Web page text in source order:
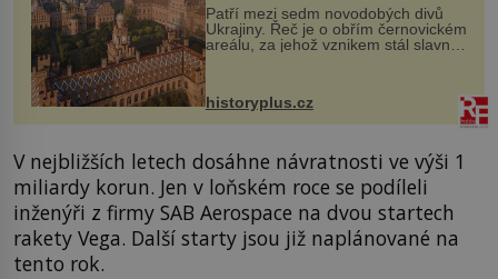
Patří mezi sedm novodobých divů
Ukrajiny. Řeč je o obřím černovickém
areálu, za jehož vznikem stál slavný
český architekt Josef Hlávka. Ten si
na něm dal mimořádně záležet. Jeho
historyplus.cz
V nejbližších letech dosáhne návratnosti ve výši 1
miliardy korun. Jen v loňském roce se podíleli
inženýři z firmy SAB Aerospace na dvou startech
rakety Vega. Další starty jsou již naplánované na
tento rok.